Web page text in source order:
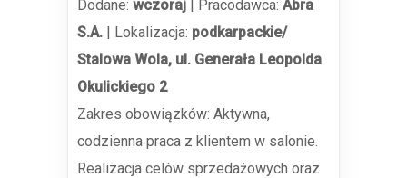
Dodane: wczoraj Pracodawca: Abra
S.A. | Lokalizacja: podkarpackie/
Stalowa Wola, ul. Generała Leopolda
Okulickiego 2
Zakres obowiązków: Aktywna,
codzienna praca z klientem w salonie.
Realizacja celów sprzedażowych oraz